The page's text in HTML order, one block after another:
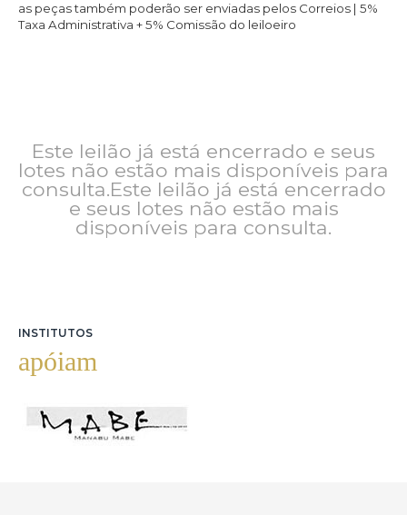
as peças também poderão ser enviadas pelos Correios | 5%
Taxa Administrativa + 5% Comissão do leiloeiro
Este leilão já está encerrado e seus
lotes não estão mais disponíveis para
consulta.Este leilão já está encerrado
e seus lotes não estão mais
disponíveis para consulta.
INSTITUTOS
apóiam